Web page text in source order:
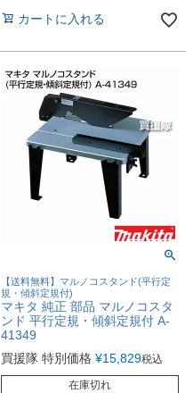
カートに入れる
【送料無料】マルノコスタンド(平行定
規・傾斜定規付)
マキタ 純正 部品 マルノコスタ
ンド 平行定規・傾斜定規付 A-
41349
買援隊 特別価格 ¥15,829税込
在庫切れ